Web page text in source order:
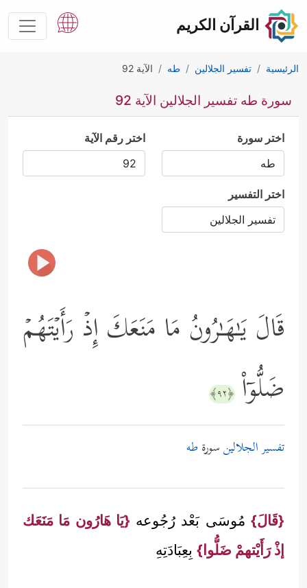
القرآن الكريم
الرئيسية تفسير الجلالين طه الآية 92
سورة طه تفسير الجلالين الآية 92
اختر سورة اختر رقم الآية
اختر التفسير
قَالَ یَـٰهَـٰرُونُ مَا مَنَعَكَ إِذۡ رَأَیۡتَهُمۡ
ضَلُّوۤاْ ﴿٩٢﴾
تفسير الجلالينسورة طه
{قَالَ}مُوسَى بَعْد رُجُوعه {يَا هَارُون مَا مَنَعَك
إذْ رَأَيْتهمْ ضَلُّوا} بِعِبَادَتِهِ